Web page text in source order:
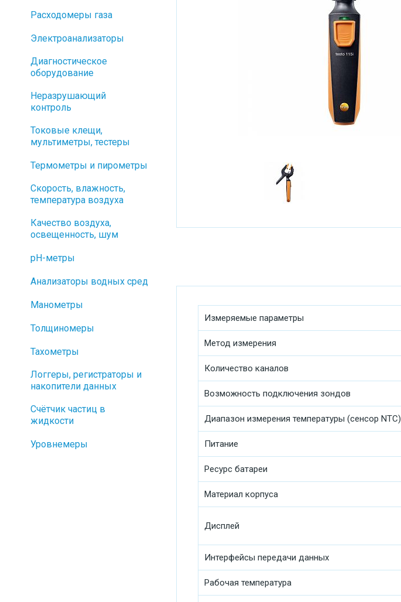
Измеряемые параметры
Метод измерения
Количество каналов
Возможность подключения зондов
Диапазон измерения температуры (сенсор NTC)
Питание
Ресурс батареи
Материал корпуса
Дисплей
Интерфейсы передачи данных
Рабочая температура
Расходомеры газа
Электроанализаторы
Диагностическое
оборудование
Неразрушающий
контроль
Токовые клещи,
мультиметры, тестеры
Термометры и пирометры
Скорость, влажность,
температура воздуха
Качество воздуха,
освещенность, шум
pH-метры
Анализаторы водных сред
Манометры
Толщиномеры
Тахометры
Логгеры, регистраторы и
накопители данных
Cчётчик частиц в
жидкости
Уровнемеры